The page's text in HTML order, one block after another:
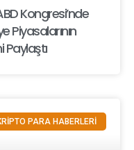
Kongresi’nde
Piyasalarının
Paylaştı
PARA HABERLERİ